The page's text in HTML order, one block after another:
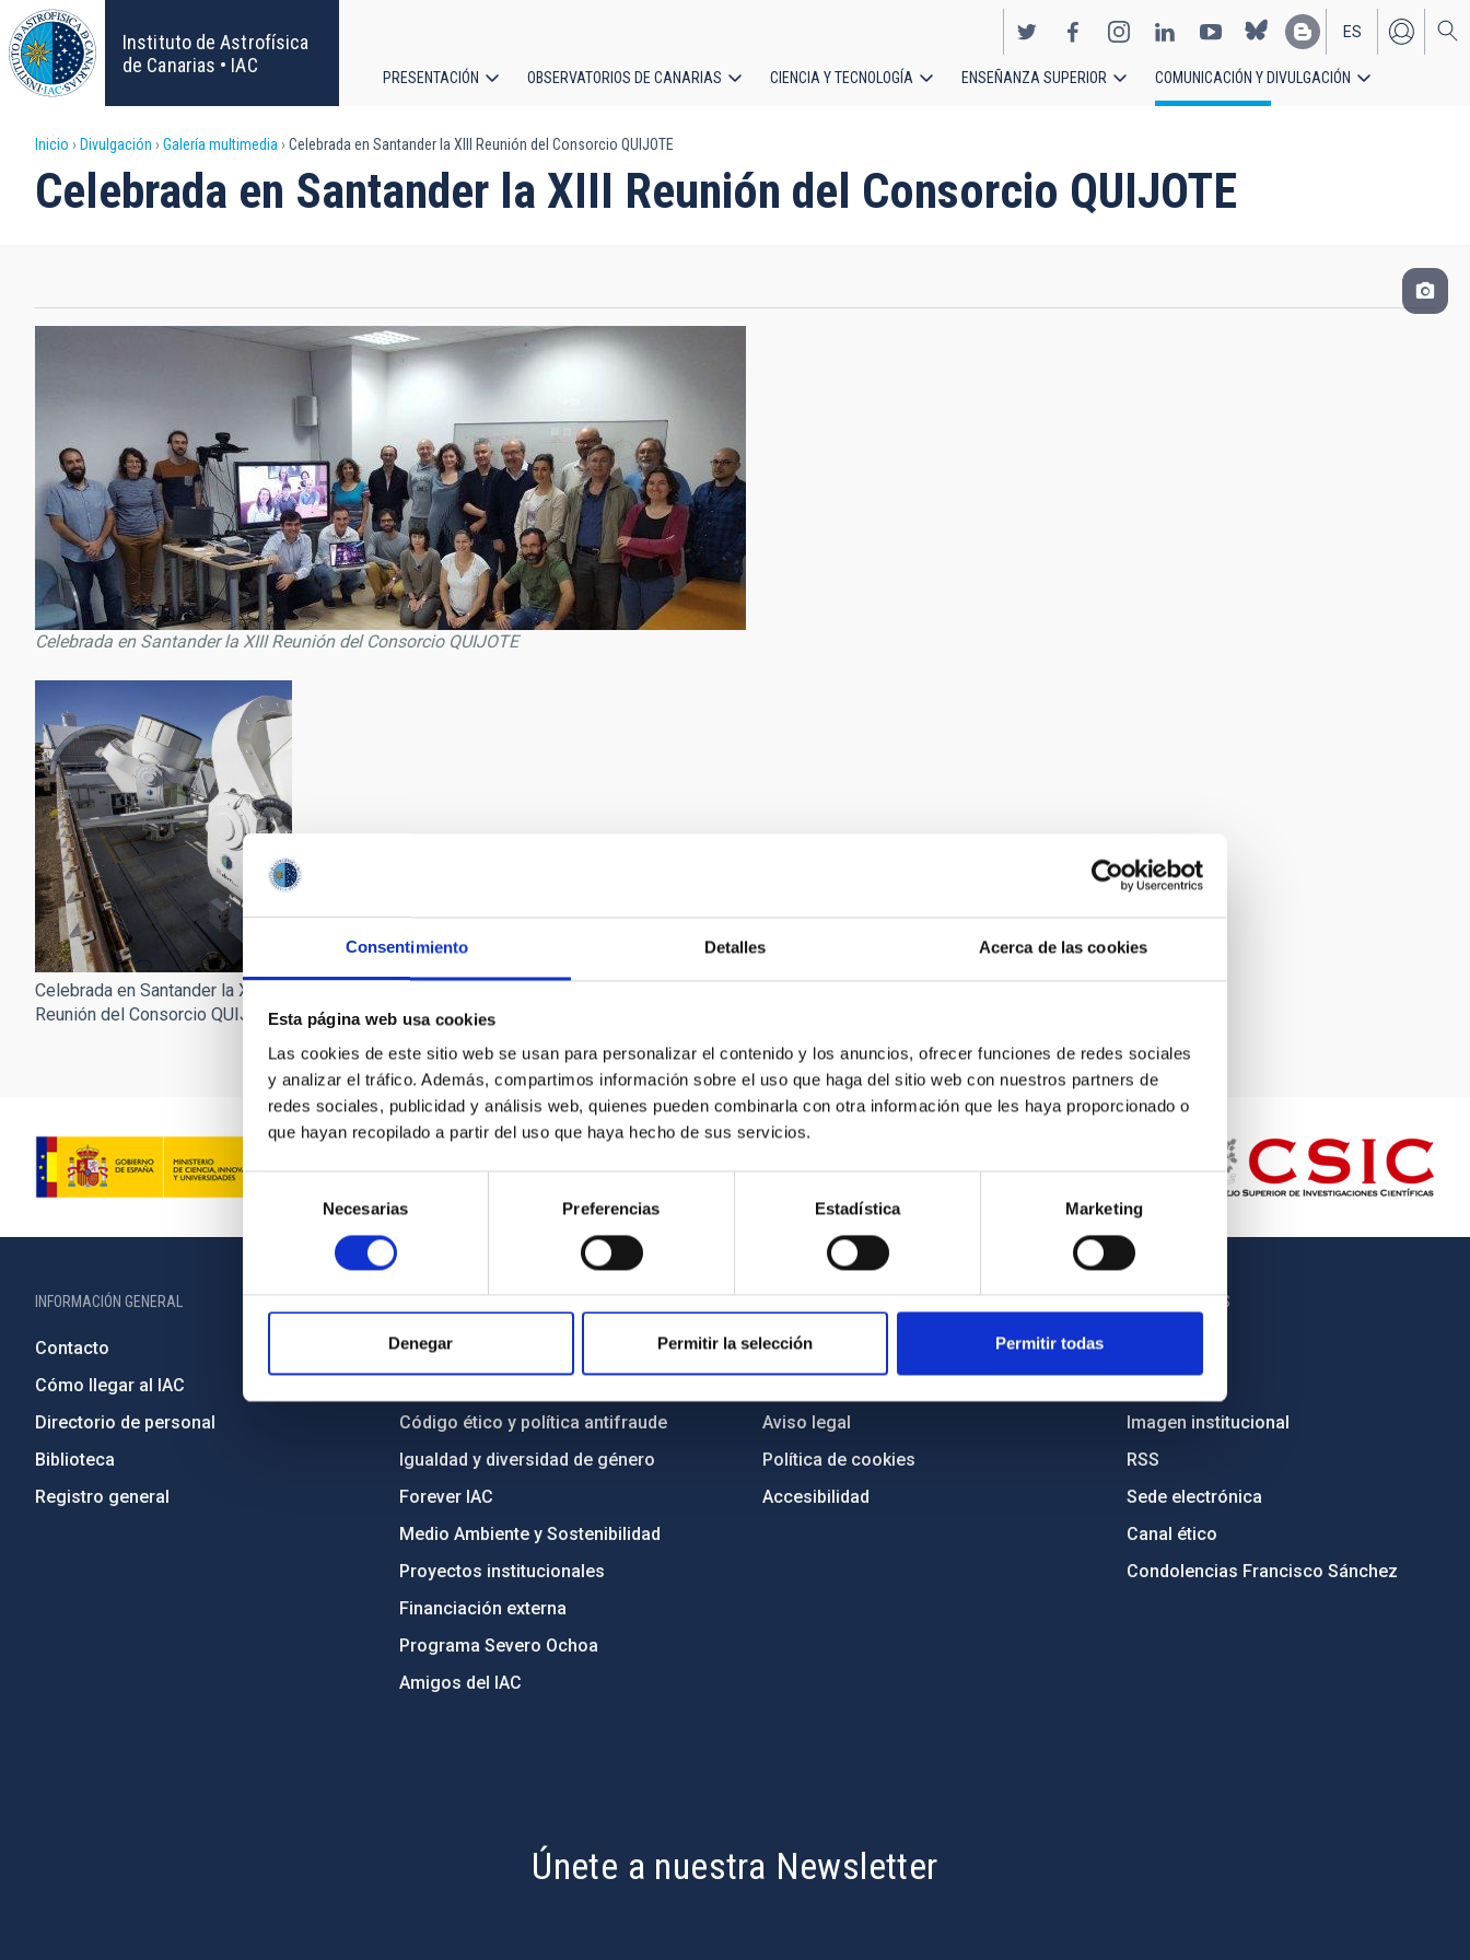
Consentimiento Detalles Acerca de las cookies
Esta página web usa cookies
Las cookies de este sitio web se usan para personalizar el contenido y los anuncios, ofrecer funciones de redes sociales
y analizar el tráfico. Además, compartimos información sobre el uso que haga del sitio web con nuestros partners de
redes sociales, publicidad y análisis web, quienes pueden combinarla con otra información que les haya proporcionado o
que hayan recopilado a partir del uso que haya hecho de sus servicios.
consentimiento
Necesarias Preferencias Estadística Marketing
Denegar Permitir la selección Permitir todas
Pasar
al
contenido
principal
Instituto de Astrofísica
de Canarias • IAC
EN
ES
principal
PRESENTACIÓN OBSERVATORIOS DE CANARIAS CIENCIA Y TECNOLOGÍA ENSEÑANZA SUPERIOR COMUNICACIÓN Y DIVULGACIÓN
Sobrescribir
enlaces
ayuda
la
navegación
Inicio Divulgación Galería multimedia Celebrada en Santander la XIII Reunión del Consorcio QUIJOTE
Celebrada en Santander la XIII Reunión del Consorcio QUIJOTE
Celebrada en Santander la XIII Reunión del Consorcio QUIJOTE
Celebrada en Santander la XIII
Reunión del Consorcio QUIJOTE
INFORMACIÓN GENERAL
Contacto
Cómo llegar al IAC
Directorio de personal
Biblioteca
Registro general
Legislación
Código ético y política antifraude
Igualdad y diversidad de género
Forever IAC
Medio Ambiente y Sostenibilidad
Proyectos institucionales
Financiación externa
Programa Severo Ochoa
Amigos del IAC
Mapa web
Aviso legal
Política de cookies
Accesibilidad
OTROS ENLACES
Imagen institucional
RSS
Sede electrónica
Canal ético
Condolencias Francisco Sánchez
Únete a nuestra Newsletter